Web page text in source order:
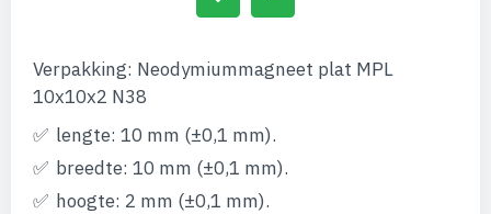
Verpakking: Neodymiummagneet plat MPL
10x10x2 N38
lengte: 10 mm (±0,1 mm).
breedte: 10 mm (±0,1 mm).
hoogte: 2 mm (±0,1 mm).